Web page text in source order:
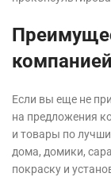
Если вы еще не
на предложения
и товары по
дома, домики,
покраску и